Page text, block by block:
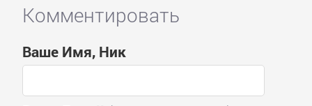
Комментировать
Ваше Имя, Ник